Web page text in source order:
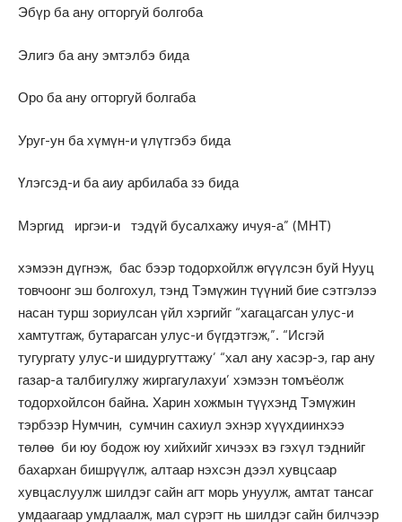
Эбүр ба ану огторгуй болгоба
Элигэ ба ану эмтэлбэ бида
Оро ба ану огторгуй болгаба
Уруг-ун ба хүмүн-и үлүтгэбэ бида
Үлэгсэд-и ба аиу арбилаба зэ бида
Мэргид иргэи-и тэдүй бусалхажу ичуя-а” (МНТ)
хэмээн дүгнэж, бас бээр тодорхойлж өгүүлсэн буй Нууц
товчоонг эш болгохул, тэнд Тэмүжин түүний бие сэтгэлээ
насан турш зориулсан үйл хэргийг “хагацагсан улус-и
хамтутгаж, бутарагсан улус-и бүгдэтгэж,”. “Исгэй
тугургату улус-и шидургуттажу’ “хал ану хасэр-э, гар ану
газар-а талбигулжу жиргагулахуи’ хэмээн томъёолж
тодорхойлсон байна. Харин хожмын түүхэнд Тэмүжин
тэрбээр Нумчин, сумчин сахиул эхнэр хүүхдиинхээ
төлөө би юу бодож юу хийхийг хичээх вэ гэхүл тэднийг
бахархан бишрүүлж, алтаар нэхсэн дээл хувцсаар
хувцаслуулж шилдэг сайн агт морь унуулж, амтат тансаг
умдаагаар умдлаалж, мал сүрэгт нь шилдэг сайн билчээр